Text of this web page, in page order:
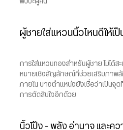
พบปะผู้คน
ผู้ชายใส่แหวนนิ้วไหนดีให้เ
การใส่แหวนทองสำหรับผู้ชาย ไม่ได้ส
หมายเชิงสัญลักษณ์ที่ช่วยเสริมภาพ
ภายใน บางตำแหน่งยังเชื่อว่าเป็นจุด
การตัดสินใจอีกด้วย
นิ้วโป้ง – พลัง อำนาจ และคว